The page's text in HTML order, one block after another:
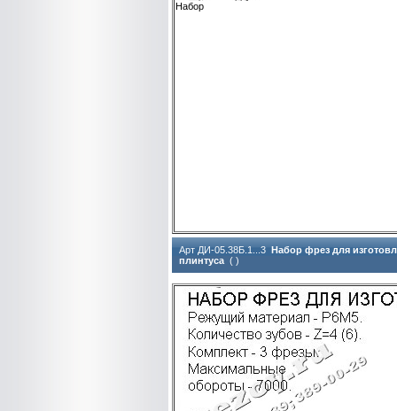
Набор
Арт ДИ-05.38Б.1...3 Набор фрез для
плинтуса ( )